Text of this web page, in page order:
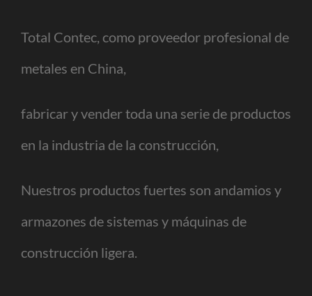
Total Contec, como proveedor profesional de
metales en China,
fabricar y vender toda una serie de productos
en la industria de la construcción,
Nuestros productos fuertes son andamios y
armazones de sistemas y máquinas de
construcción ligera.